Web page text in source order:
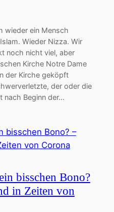
wieder ein Mensch
Wieder Nizza. Wir
noch nicht viel, aber
Kirche Notre Dame
der Kirche geköpft
der oder die
nach Beginn der…
bisschen Bono?
in Zeiten von